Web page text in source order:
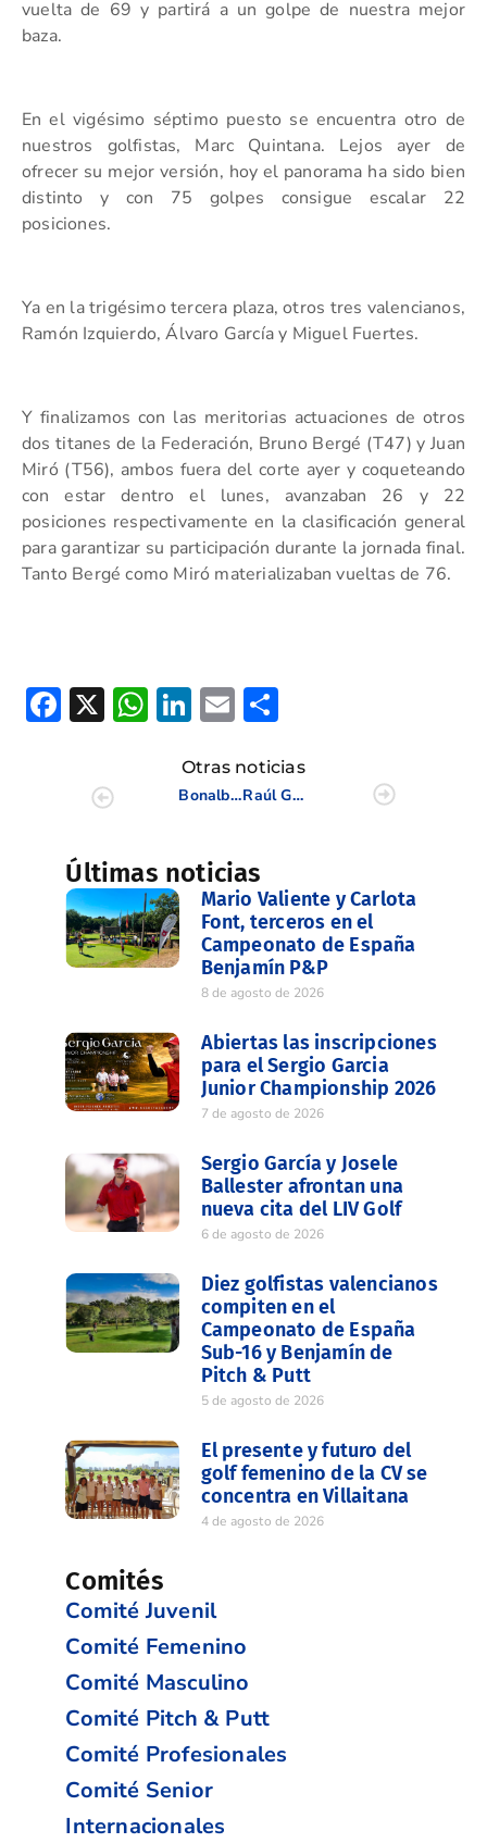
vuelta de 69 y partirá a un golpe de nuestra mejor
baza.
En el vigésimo séptimo puesto se encuentra otro de
nuestros golfistas, Marc Quintana. Lejos ayer de
ofrecer su mejor versión, hoy el panorama ha sido bien
distinto y con 75 golpes consigue escalar 22
posiciones.
Ya en la trigésimo tercera plaza, otros tres valencianos,
Ramón Izquierdo, Álvaro García y Miguel Fuertes.
Y finalizamos con las meritorias actuaciones de otros
dos titanes de la Federación, Bruno Bergé (T47) y Juan
Miró (T56), ambos fuera del corte ayer y coqueteando
con estar dentro el lunes, avanzaban 26 y 22
posiciones respectivamente en la clasificación general
para garantizar su participación durante la jornada final.
Tanto Bergé como Miró materializaban vueltas de 76.
Facebook
X WhatsApp
LinkedIn
Email
Otras noticias
Bonalba recibe la segunda prueba de la Copa Levante Memorial Fco Gil
Raúl Gómez y Lucía Valderrama, subcampeones de España Sub 16
Últimas noticias
Mario Valiente y Carlota
Font, terceros en el
Campeonato de España
Benjamín P&P
8 de agosto de 2026
Abiertas las inscripciones
para el Sergio Garcia
Junior Championship 2026
7 de agosto de 2026
Sergio García y Josele
Ballester afrontan una
nueva cita del LIV Golf
6 de agosto de 2026
Diez golfistas valencianos
compiten en el
Campeonato de España
Sub-16 y Benjamín de
Pitch & Putt
5 de agosto de 2026
El presente y futuro del
golf femenino de la CV se
concentra en Villaitana
4 de agosto de 2026
Comités
Comité Juvenil
Comité Femenino
Comité Masculino
Comité Pitch & Putt
Comité Profesionales
Comité Senior
Internacionales